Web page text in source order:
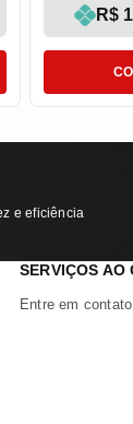
R$
e eficiência
SERVIÇOS AO
Entre em contato